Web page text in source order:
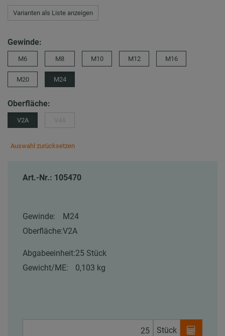
Varianten als Liste anzeigen
Gewinde:
M6 M8 M10 M12 M16
M20 M24
Oberfläche:
V2A
Auswahl zurücksetzen
Art.-Nr.: 105470
Gewinde:
M24
Oberfläche:V2A
Abgabeeinheit:25 Stück
Gewicht/ME:
0,103 kg
Stück